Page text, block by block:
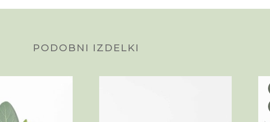
PODOBNI IZDELKI